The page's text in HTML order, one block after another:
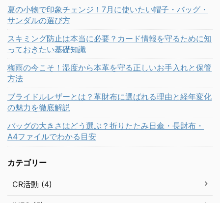
夏の小物で印象チェンジ！7月に使いたい帽子・バッグ・
サンダルの選び方
スキミング防止は本当に必要？カード情報を守るために知
っておきたい基礎知識
梅雨の今こそ！湿度から本革を守る正しいお手入れと保管
方法
ブライドルレザーとは？革財布に選ばれる理由と経年変化
の魅力を徹底解説
バッグの大きさはどう選ぶ？折りたたみ日傘・長財布・
A4ファイルでわかる目安
カテゴリー
CR活動 (4)